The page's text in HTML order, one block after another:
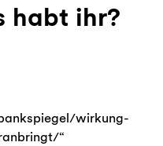
habt ihr?
wirkung-
“